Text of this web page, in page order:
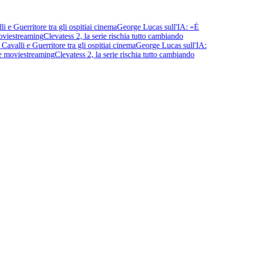
e Guerritore tra gli ospitiai cinemaGeorge Lucas sull'IA: «È
streamingClevatess 2, la serie rischia tutto cambiando
e Guerritore tra gli ospitiai cinemaGeorge Lucas sull'IA:
streamingClevatess 2, la serie rischia tutto cambiando